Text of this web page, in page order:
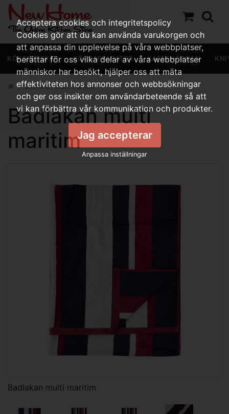
KÖKSREDSKAP KÖKSAPPARATER KAFFEHÖRNAN
Badlakan multi maritim
Badlakan multi
maritim
Badlakan multi maritim
Acceptera cookies och integritetspolicy
Cookies gör att du kan använda varukorgen och
att anpassa din upplevelse på våra webbplatser,
berättar för oss vilka delar av våra webbplatser
människor har besökt, hjälper oss att mäta
effektiviteten hos annonser och webbsökningar
och ger oss insikter om användarbeteende så att
vi kan förbättra vår kommunikation och produkter.
Jag accepterar
Anpassa inställningar